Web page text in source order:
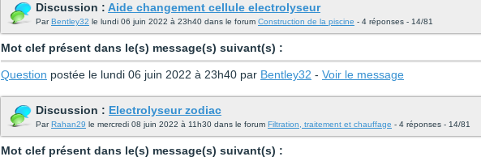
Discussion : Aide changement cellule electrolyseur
ParBentley32 le lundi 06 juin 2022 à 23h40 dans le forum Construction de la piscine - 4 réponses - 14/81
Mot clef présent dans le(s) message(s) suivant(s) :
Question postée le lundi 06 juin 2022 à 23h40 par Bentley32 - Voir le message
Discussion : Electrolyseur zodiac
ParRahan29 le mercredi 08 juin 2022 à 11h30 dans le forum Filtration, traitement et chauffage - 4 réponses - 14/81
Mot clef présent dans le(s) message(s) suivant(s) :